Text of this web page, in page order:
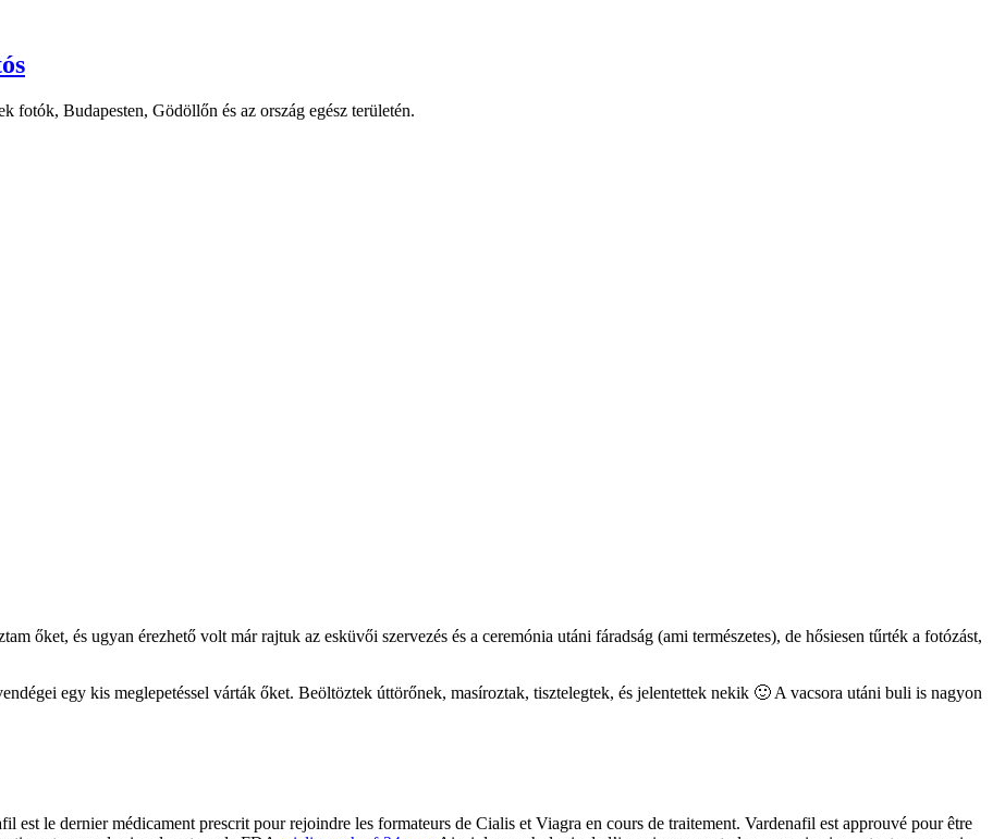
fotók, Budapesten, Gödöllőn és az ország egész területén.
őket, és ugyan érezhető volt már rajtuk az esküvői szervezés és a ceremónia utáni fáradság (ami természetes), de hősiesen tűrték a fotózást,
egy kis meglepetéssel várták őket. Beöltöztek úttörőnek, masíroztak, tisztelegtek, és jelentettek nekik 🙂 A vacsora utáni buli is nagyon
est le dernier médicament prescrit pour rejoindre les formateurs de Cialis et Viagra en cours de traitement. Vardenafil est approuvé pour être